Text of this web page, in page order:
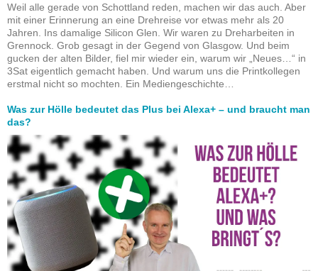
Weil alle gerade von Schottland reden, machen wir das auch. Aber
mit einer Erinnerung an eine Drehreise vor etwas mehr als 20
Jahren. Ins damalige Silicon Glen. Wir waren zu Dreharbeiten in
Grennock. Grob gesagt in der Gegend von Glasgow. Und beim
gucken der alten Bilder, fiel mir wieder ein, warum wir „Neues…“ in
3Sat eigentlich gemacht haben. Und warum uns die Printkollegen
erstmal nicht so mochten. Ein Mediengeschichte…
Was zur Hölle bedeutet das Plus bei Alexa+ – und braucht man
das?